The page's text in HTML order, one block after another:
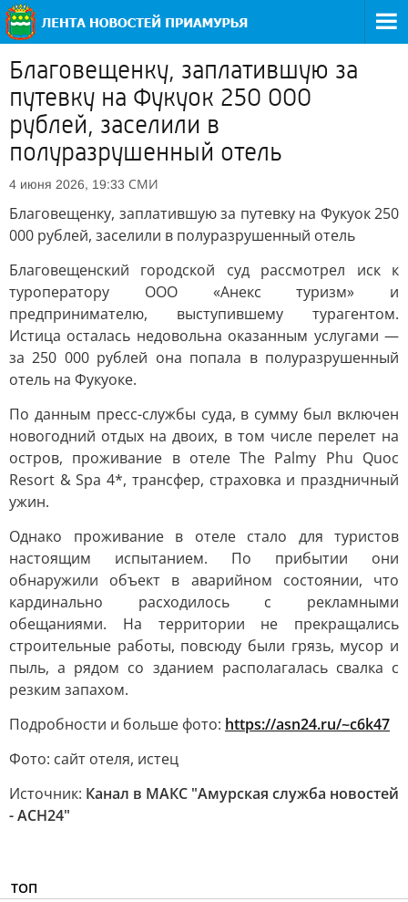
Благовещенку, заплатившую за
путевку на Фукуок 250 000
рублей, заселили в
полуразрушенный отель
4 июня 2026, 19:33 СМИ
Благовещенку, заплатившую за путевку на Фукуок 250
000 рублей, заселили в полуразрушенный отель
Благовещенский городской суд рассмотрел иск к
туроператору ООО «Анекс туризм» и
предпринимателю, выступившему турагентом.
Истица осталась недовольна оказанным услугами —
за 250 000 рублей она попала в полуразрушенный
отель на Фукуоке.
По данным пресс-службы суда, в сумму был включен
новогодний отдых на двоих, в том числе перелет на
остров, проживание в отеле The Palmy Phu Quoc
Resort & Spa 4*, трансфер, страховка и праздничный
ужин.
Однако проживание в отеле стало для туристов
настоящим испытанием. По прибытии они
обнаружили объект в аварийном состоянии, что
кардинально расходилось с рекламными
обещаниями. На территории не прекращались
строительные работы, повсюду были грязь, мусор и
пыль, а рядом со зданием располагалась свалка с
резким запахом.
Подробности и больше фото: https://asn24.ru/~c6k47
Фото: сайт отеля, истец
Источник: Канал в МАКС "Амурская служба новостей
- АСН24"
ТОП